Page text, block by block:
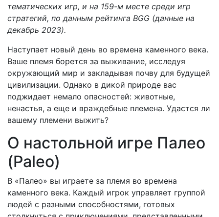
тематических игр, и на 159-м месте среди игр
стратегий, по данным рейтинга BGG (данные на
декабрь 2023).
Наступает новый день во времена каменного века.
Ваше племя борется за выживание, исследуя
окружающий мир и закладывая почву для будущей
цивилизации. Однако в дикой природе вас
поджидает немало опасностей: животные,
ненастья, а еще и враждебные племена. Удастся ли
вашему племени выжить?
О настольной игре Палео
(Paleo)
В «Палео» вы играете за племя во времена
каменного века. Каждый игрок управляет группой
людей с разными способностями, готовых